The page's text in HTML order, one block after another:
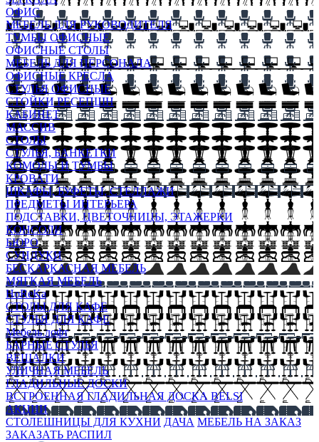
ОФИС
МЕБЕЛЬ ДЛЯ РУКОВОДИТЕЛЯ
ТУМБЫ ОФИСНЫЕ
ОФИСНЫЕ СТОЛЫ
МЕБЕЛЬ ДЛЯ ПЕРСОНАЛА
ОФИСНЫЕ КРЕСЛА
СТУЛЬЯ ОФИСНЫЕ
СТОЙКИ РЕСЕПШН
КАБИНЕТ
МАССИВ
СТОЛЫ
СТУЛЬЯ, БАНКЕТКИ
КОМОДЫ И ТУМБЫ
КРОВАТИ
ШКАФЫ, БУФЕТЫ, СТЕЛЛАЖИ
ПРЕДМЕТЫ ИНТЕРЬЕРА
ПОДСТАВКИ, ЦВЕТОЧНИЦЫ, ЭТАЖЕРКИ
КОНСОЛИ
БЮРО
СУНДУКИ
БЕСКАРКАСНАЯ МЕБЕЛЬ
МЯГКАЯ МЕБЕЛЬ
HoReKa
СТОЛЫ ДЛЯ КАФЕ
СТУЛЬЯ ДЛЯ КАФЕ
Мебель лофт
БАРНЫЕ СТУЛЬЯ
ВЕШАЛКИ
УЛИЧНАЯ МЕБЕЛЬ
ГЛАДИЛЬНЫЕ ДОСКИ
ВСТРОЕННАЯ ГЛАДИЛЬНАЯ ДОСКА BELSI
АКЦИИ
СТОЛЕШНИЦЫ ДЛЯ КУХНИ ДАЧА МЕБЕЛЬ НА ЗАКАЗ
ЗАКАЗАТЬ РАСПИЛ